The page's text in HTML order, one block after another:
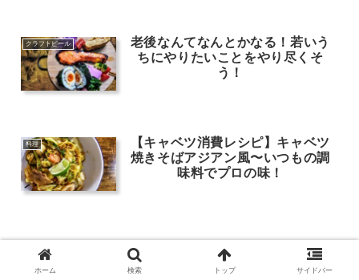
クラフトビール
老後なんてなんとかなる！若いう
ちにやりたいことをやり尽くそ
う！
料理
【キャベツ消費レシピ】キャベツ
焼きそばアジアン風〜いつもの調
味料でプロの味！
ホーム 検索 トップ サイドバー